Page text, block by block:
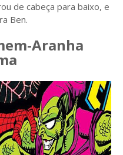
de cabeça para baixo, e
Ben.
Aranha